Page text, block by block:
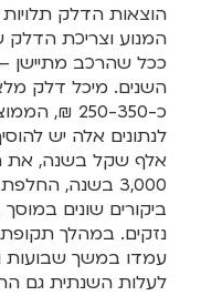
הוצאות הדלק תלויות
המנוע וצריכת הדלק
ככל שהרכב מתיישן
כ-250-350
לנתונים אלה יש
3,000 בשנה,
ביקורים שונים
נזקים. במהלך
עמדו במשך שבועות
לעלות השנתית גם